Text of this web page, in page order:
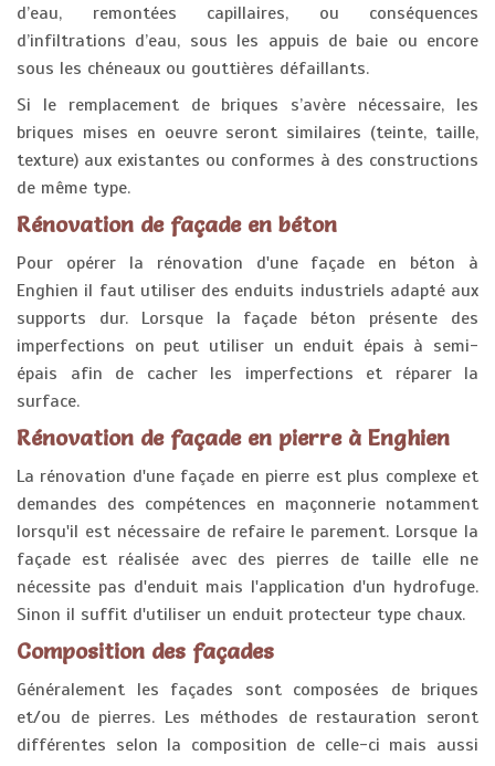
d’eau, remontées capillaires, ou conséquences
d’infiltrations d’eau, sous les appuis de baie ou encore
sous les chéneaux ou gouttières défaillants.
Si le remplacement de briques s’avère nécessaire, les
briques mises en oeuvre seront similaires (teinte, taille,
texture) aux existantes ou conformes à des constructions
de même type.
Rénovation de façade en béton
Pour opérer la rénovation d'une façade en béton à
Enghien il faut utiliser des enduits industriels adapté aux
supports dur. Lorsque la façade béton présente des
imperfections on peut utiliser un enduit épais à semi-
épais afin de cacher les imperfections et réparer la
surface.
Rénovation de façade en pierre à Enghien
La rénovation d'une façade en pierre est plus complexe et
demandes des compétences en maçonnerie notamment
lorsqu'il est nécessaire de refaire le parement. Lorsque la
façade est réalisée avec des pierres de taille elle ne
nécessite pas d'enduit mais l'application d'un hydrofuge.
Sinon il suffit d'utiliser un enduit protecteur type chaux.
Composition des façades
Généralement les façades sont composées de briques
et/ou de pierres. Les méthodes de restauration seront
différentes selon la composition de celle-ci mais aussi